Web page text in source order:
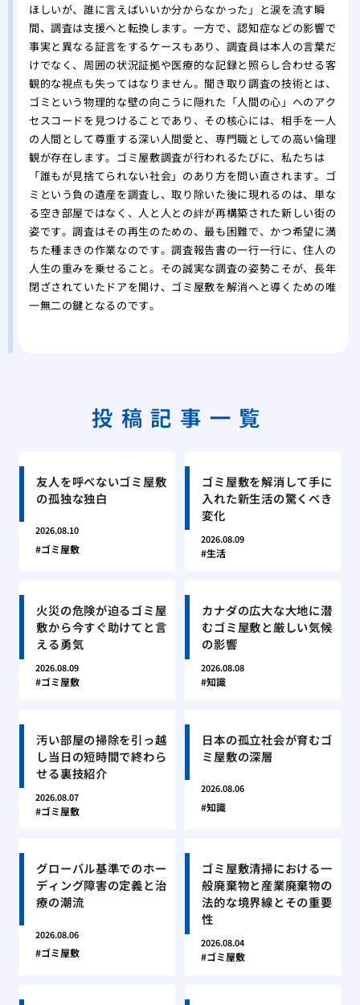
ほしいが、誰に言えばいいか分からなかった」と涙を流す瞬
間、調査は支援へと転換します。一方で、認知症などの影響で
事実と異なる証言をするケースもあり、調査員は本人の言葉だ
けでなく、周囲の状況証拠や医療的な記録と照らし合わせる客
観的な視点も失ってはなりません。聞き取り調査の技術とは、
ゴミという物理的な壁の向こうに隠れた「人間の心」へのアク
セスコードを見つけることであり、その核心には、相手を一人
の人間として尊重する深い人間愛と、専門職としての高い倫理
観が存在します。ゴミ屋敷調査が行われるたびに、私たちは
「誰もが見捨てられない社会」のあり方を問い直されます。ゴ
ミという負の遺産を調査し、取り除いた後に現れるのは、単な
る空き部屋ではなく、人と人との絆が再構築された新しい街の
姿です。調査はその再生のための、最も困難で、かつ希望に満
ちた種まきの作業なのです。調査報告書の一行一行に、住人の
人生の重みを乗せること。その誠実な調査の姿勢こそが、長年
閉ざされていたドアを開け、ゴミ屋敷を解消へと導くための唯
一無二の鍵となるのです。
投稿記事一覧
友人を呼べないゴミ屋敷
の孤独な独白
2026.08.10
ゴミ屋敷
ゴミ屋敷を解消して手に
入れた新生活の驚くべき
変化
2026.08.09
生活
火災の危険が迫るゴミ屋
敷から今すぐ助けてと言
える勇気
2026.08.09
ゴミ屋敷
カナダの広大な大地に潜
むゴミ屋敷と厳しい気候
の影響
2026.08.08
知識
汚い部屋の掃除を引っ越
し当日の短時間で終わら
せる裏技紹介
2026.08.07
ゴミ屋敷
日本の孤立社会が育むゴ
ミ屋敷の深層
2026.08.06
知識
グローバル基準でのホー
ディング障害の定義と治
療の潮流
2026.08.06
ゴミ屋敷
ゴミ屋敷清掃における一
般廃棄物と産業廃棄物の
法的な境界線とその重要
性
2026.08.04
ゴミ屋敷